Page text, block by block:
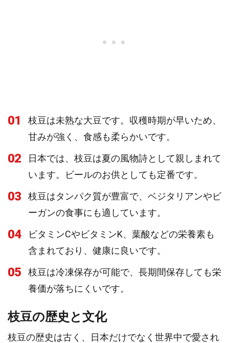
01
枝豆は未熟な大豆です。収穫時期が早いため、
甘みが強く、食感も柔らかいです。
02
日本では、枝豆は夏の風物詩として親しまれて
います。ビールのお供としても定番です。
03
枝豆はタンパク質が豊富で、ベジタリアンやビ
ーガンの食事にも適しています。
04
ビタミンCやビタミンK、葉酸などの栄養素も
含まれており、健康に良いです。
05
枝豆は冷凍保存が可能で、長期間保存しても栄
養価が落ちにくいです。
枝豆の歴史と文化
枝豆の歴史は古く、日本だけでなく世界中で愛され